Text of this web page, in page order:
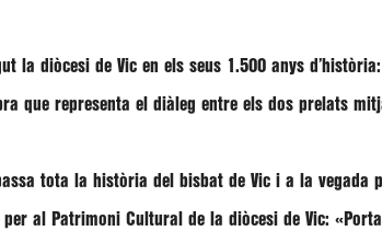
la diòcesi de Vic en els seus 1.500 anys
que representa el diàleg entre els dos prelats
tota la història del bisbat de Vic i a la vegada
per al Patrimoni Cultural de la diòcesi de Vic: «